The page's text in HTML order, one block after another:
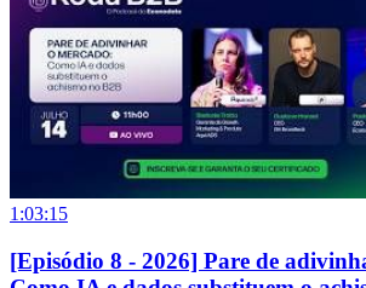
1:03:15
[Episódio 8 - 2026] Pare de